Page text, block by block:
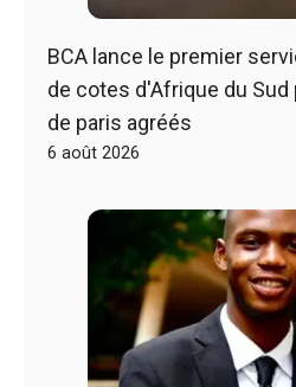
BCA lance le premier
de cotes d'Afrique du
de paris agréés
6 août 2026